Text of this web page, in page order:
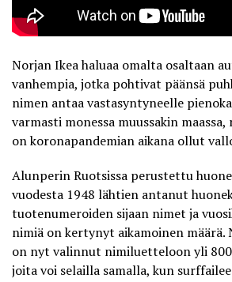
Norjan Ikea haluaa omalta osaltaan
vanhempia, jotka pohtivat päänsä
nimen antaa vastasyntyneelle
varmasti monessa muussakin
on koronapandemian aikana ollut
Alunperin Ruotsissa perustettu
vuodesta 1948 lähtien antanut
tuotenumeroiden sijaan nimet ja
nimiä on kertynyt aikamoinen määrä.
on nyt valinnut nimiluetteloon yli
joita voi selailla samalla, kun